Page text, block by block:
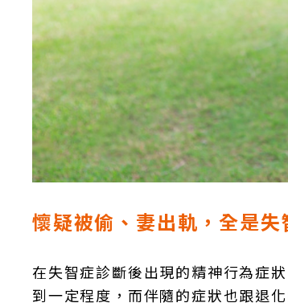
懷疑被偷、妻出軌，全是失
在失智症診斷後出現的精神行為症
到一定程度，而伴隨的症狀也跟退